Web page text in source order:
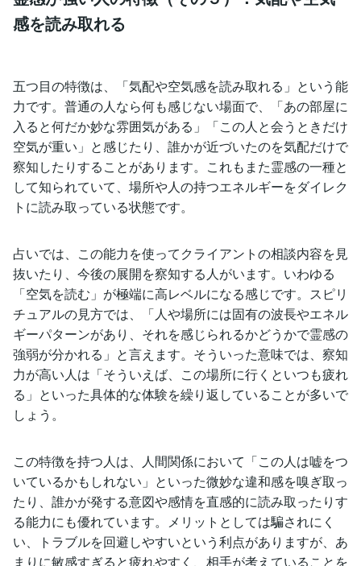
感を読み取れる
五つ目の特徴は、「気配や空気感を読み取れる」という能
力です。普通の人なら何も感じない場面で、「あの部屋に
入ると何だか妙な雰囲気がある」「この人と会うときだけ
空気が重い」と感じたり、誰かが近づいたのを気配だけで
察知したりすることがあります。これもまた霊感の一種と
して知られていて、場所や人の持つエネルギーをダイレク
トに読み取っている状態です。
占いでは、この能力を使ってクライアントの相談内容を見
抜いたり、今後の展開を察知する人がいます。いわゆる
「空気を読む」が極端に高レベルになる感じです。スピリ
チュアルの見方では、「人や場所には固有の波長やエネル
ギーパターンがあり、それを感じられるかどうかで霊感の
強弱が分かれる」と言えます。そういった意味では、察知
力が高い人は「そういえば、この場所に行くといつも疲れ
る」といった具体的な体験を繰り返していることが多いで
しょう。
この特徴を持つ人は、人間関係において「この人は嘘をつ
いているかもしれない」といった微妙な違和感を嗅ぎ取っ
たり、誰かが発する意図や感情を直感的に読み取ったりす
る能力にも優れています。メリットとしては騙されにく
い、トラブルを回避しやすいという利点がありますが、あ
まりに敏感すぎると疲れやすく、相手が考えていることを